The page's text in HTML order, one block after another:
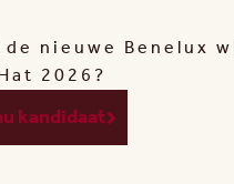
nieuwe Benelux
2026?
kandidaat